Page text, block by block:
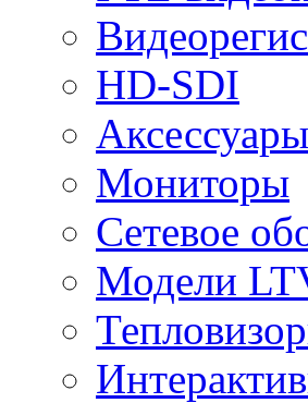
HD-SDI
Аксессуары
Мониторы
Сетевое
Модели